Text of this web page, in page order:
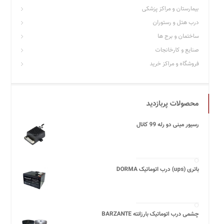
بیمارستان و مراکز پزشکی
درب هتل و رستوران
ساختمان و برج ها
صنایع و کارخانجات
فروشگاه و مراکز خرید
محصولات پربازدید
رسیور مینی دو رله 99 کانال
باتری (ups) درب اتوماتیک DORMA
چشمی درب اتوماتیک بارزانته BARZANTE